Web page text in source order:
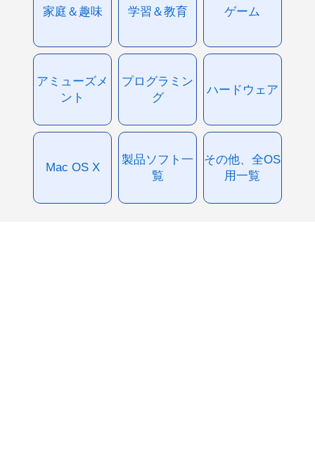
家庭＆趣味 学習＆教育 ゲーム
アミューズメ
ント
プログラミン
グ
ハードウェア
Mac OS X
製品ソフト一
覧
その他、全OS
用一覧